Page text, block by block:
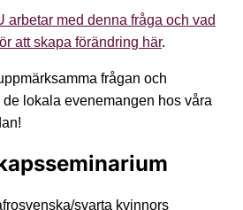
arbetar med denna fråga och vad
att skapa förändring här.
frågan och
lokala evenemangen hos våra
svarta kvinnors